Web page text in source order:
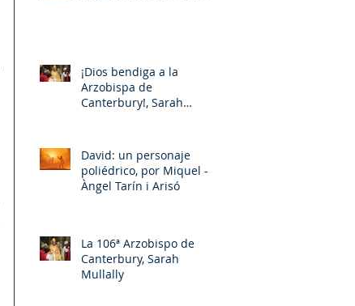
¡Dios bendiga a la
Arzobispa de
Canterbury!, Sarah
David: un personaje
poliédrico, por Miquel –
Àngel Tarín i Arisó
La 106ª Arzobispo de
Canterbury, Sarah
Mullally